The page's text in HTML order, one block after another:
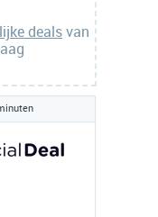
deals van